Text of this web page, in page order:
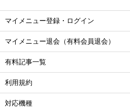
マイメニュー登録・ログイン
マイメニュー退会（有料会員退会）
有料記事一覧
利用規約
対応機種